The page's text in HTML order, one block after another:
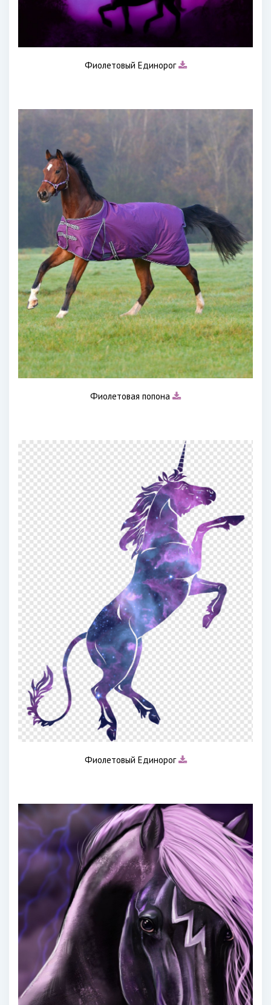
Фиолетовый Единорог
Фиолетовая попона
Фиолетовый Единорог